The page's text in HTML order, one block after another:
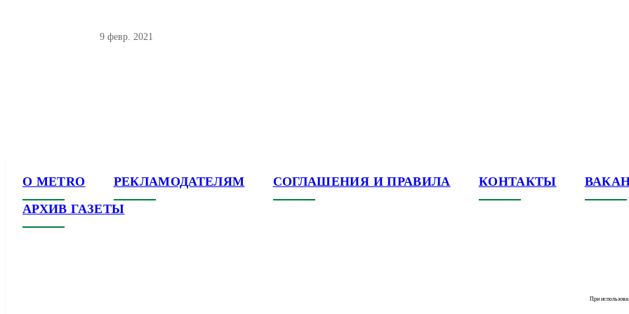
9 февр. 2021
О METRO РЕКЛАМОДАТЕЛЯМ СОГЛАШЕНИЯ И ПРАВИЛА КОНТАКТЫ
АРХИВ ГАЗЕТЫ
При